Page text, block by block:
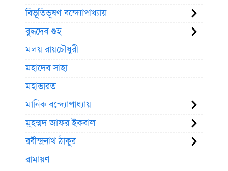
বিভূতিভূষণ বন্দ্যোপাধ্যায়
বুদ্ধদেব গুহ
মলয় রায়চৌধুরী
মহাদেব সাহা
মহাভারত
মানিক বন্দ্যোপাধ্যায়
মুহম্মদ জাফর ইকবাল
রবীন্দ্রনাথ ঠাকুর
রামায়ণ